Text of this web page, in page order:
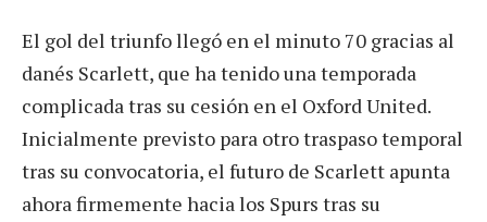
El gol del triunfo llegó en el minuto 70 gracias al
danés Scarlett, que ha tenido una temporada
complicada tras su cesión en el Oxford United.
Inicialmente previsto para otro traspaso temporal
tras su convocatoria, el futuro de Scarlett apunta
ahora firmemente hacia los Spurs tras su